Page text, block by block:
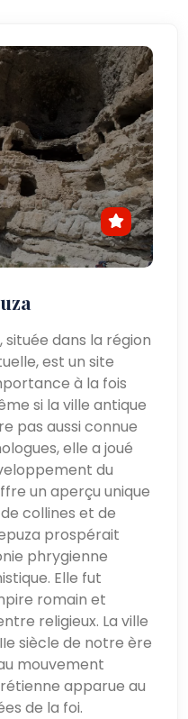
située dans la région
est un site
à la fois
si la ville antique
pas aussi connue
elle a joué
du
un aperçu unique
collines et de
prospérait
phrygienne
Elle fut
romain et
religieux. La ville
siècle de notre ère
mouvement
apparue au
de la foi.